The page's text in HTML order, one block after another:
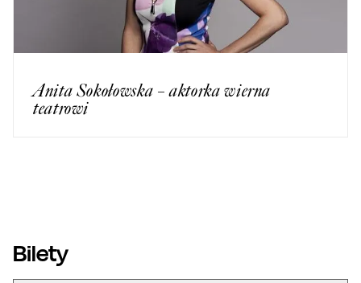
Anita Sokołowska – aktorka wierna
teatrowi
Bilety